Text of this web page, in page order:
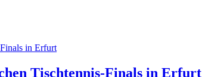
in Erfurt
Tischtennis-Finals in Erfurt